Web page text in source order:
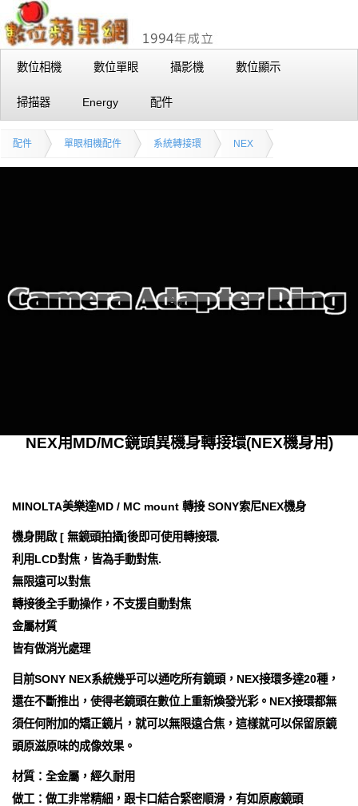
數位相機 數位單眼 攝影機 數位顯示
掃描器 Energy 配件
配件 單眼相機配件 系統轉接環 NEX
NEX用MD/MC鏡頭異機身轉接環(NEX機身用)
MINOLTA美樂達MD / MC mount 轉接 SONY索尼NEX機身
機身開啟 [ 無鏡頭拍攝]後即可使用轉接環.
利用LCD對焦，皆為手動對焦.
無限遠可以對焦
轉接後全手動操作，不支援自動對焦
金屬材質
皆有做消光處理
目前SONY NEX系統幾乎可以通吃所有鏡頭，NEX接環多達20種，
還在不斷推出，使得老鏡頭在數位上重新煥發光彩。NEX接環都無
須任何附加的矯正鏡片，就可以無限遠合焦，這樣就可以保留原鏡
頭原滋原味的成像效果。
材質：全金屬，經久耐用
做工：做工非常精細，跟卡口結合緊密順滑，有如原廠鏡頭